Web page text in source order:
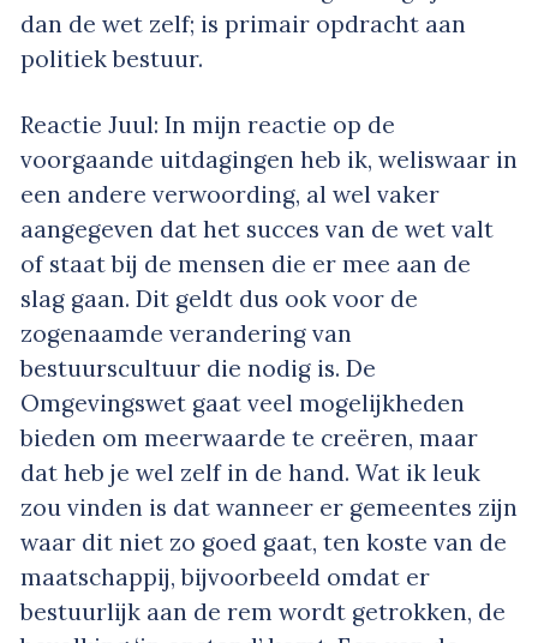
dan de wet zelf; is primair opdracht aan
politiek bestuur.
Reactie Juul: In mijn reactie op de
voorgaande uitdagingen heb ik, weliswaar in
een andere verwoording, al wel vaker
aangegeven dat het succes van de wet valt
of staat bij de mensen die er mee aan de
slag gaan. Dit geldt dus ook voor de
zogenaamde verandering van
bestuurscultuur die nodig is. De
Omgevingswet gaat veel mogelijkheden
bieden om meerwaarde te creëren, maar
dat heb je wel zelf in de hand. Wat ik leuk
zou vinden is dat wanneer er gemeentes zijn
waar dit niet zo goed gaat, ten koste van de
maatschappij, bijvoorbeeld omdat er
bestuurlijk aan de rem wordt getrokken, de